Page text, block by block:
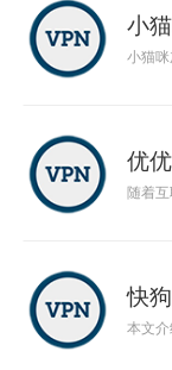
小
小猫
优
随着
快
本文